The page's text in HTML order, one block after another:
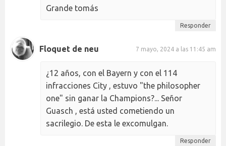
Grande tomás
Responder
Floquet de neu 7 mayo, 2024 a las 11:45 am
¿12 años, con el Bayern y con el 114
infracciones City , estuvo "the philosopher
one" sin ganar la Champions?... Señor
Guasch , está usted cometiendo un
sacrilegio. De esta le excomulgan.
Responder